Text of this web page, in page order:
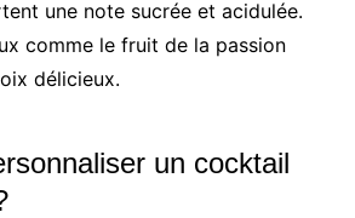
une note sucrée et acidulée.
comme le fruit de la passion
délicieux.
un cocktail